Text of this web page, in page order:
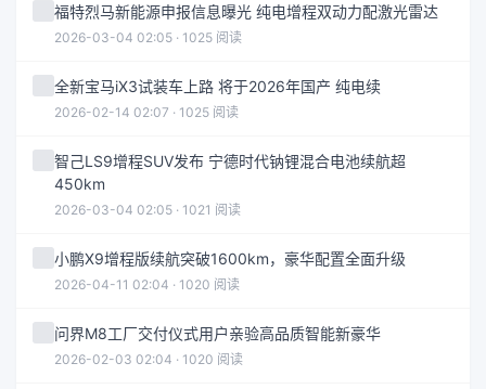
福特烈马新能源申报信息曝光 纯电增程双动力配激光雷达
2026-03-04 02:05 · 1025 阅读
全新宝马iX3试装车上路 将于2026年国产 纯电续
2026-02-14 02:07 · 1025 阅读
智己LS9增程SUV发布 宁德时代钠锂混合电池续航超
450km
2026-03-04 02:05 · 1021 阅读
小鹏X9增程版续航突破1600km，豪华配置全面升级
2026-04-11 02:04 · 1020 阅读
问界M8工厂交付仪式用户亲验高品质智能新豪华
2026-02-03 02:04 · 1020 阅读